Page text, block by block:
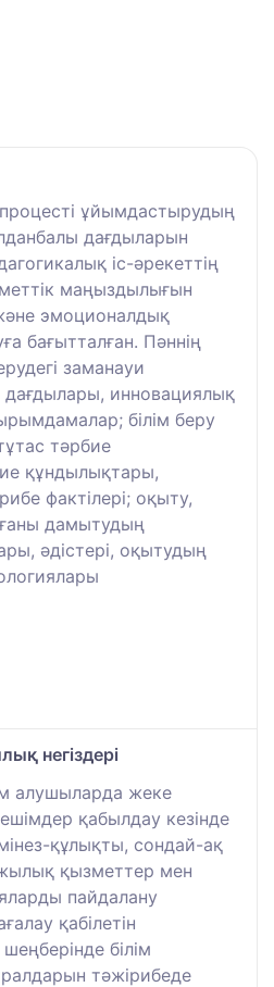
ұйымдастырудың
дағдыларын
іс-әрекеттің
маңыздылығын
эмоционалдық
бағытталған. Пәннің
заманауи
дағдылары, инновациялық
білім беру
тәрбие
құндылықтары,
фактілері; оқыту,
дамытудың
әдістері, оқытудың
негіздері
алушыларда жеке
қабылдау кезінде
құлықты, сондай-ақ
қызметтер мен
пайдалану
қабілетін
білім
тәжірибеде